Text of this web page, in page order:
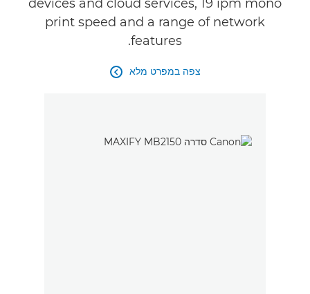
devices and cloud services, 19 ipm mono
print speed and a range of network
features.
צפה במפרט מלא 